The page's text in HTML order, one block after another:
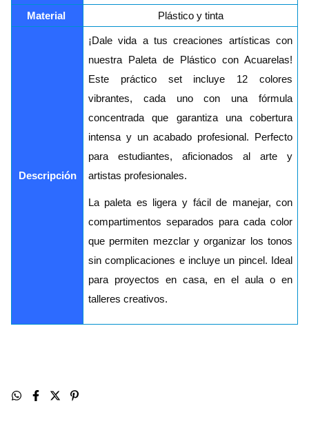
Material
Plástico y tinta
Descripción
¡Dale vida a tus creaciones artísticas con
nuestra Paleta de Plástico con Acuarelas!
Este práctico set incluye 12 colores
vibrantes, cada uno con una fórmula
concentrada que garantiza una cobertura
intensa y un acabado profesional. Perfecto
para estudiantes, aficionados al arte y
artistas profesionales.
La paleta es ligera y fácil de manejar, con
compartimentos separados para cada color
que permiten mezclar y organizar los tonos
sin complicaciones e incluye un pincel. Ideal
para proyectos en casa, en el aula o en
talleres creativos.